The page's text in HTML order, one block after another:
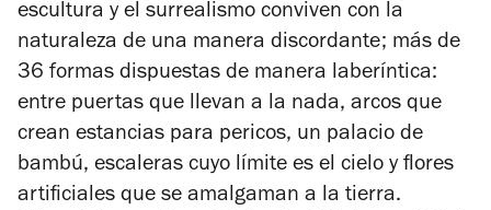
escultura y el surrealismo conviven con la
naturaleza de una manera discordante; más de
36 formas dispuestas de manera laberíntica:
entre puertas que llevan a la nada, arcos que
crean estancias para pericos, un palacio de
bambú, escaleras cuyo límite es el cielo y flores
artificiales que se amalgaman a la tierra.